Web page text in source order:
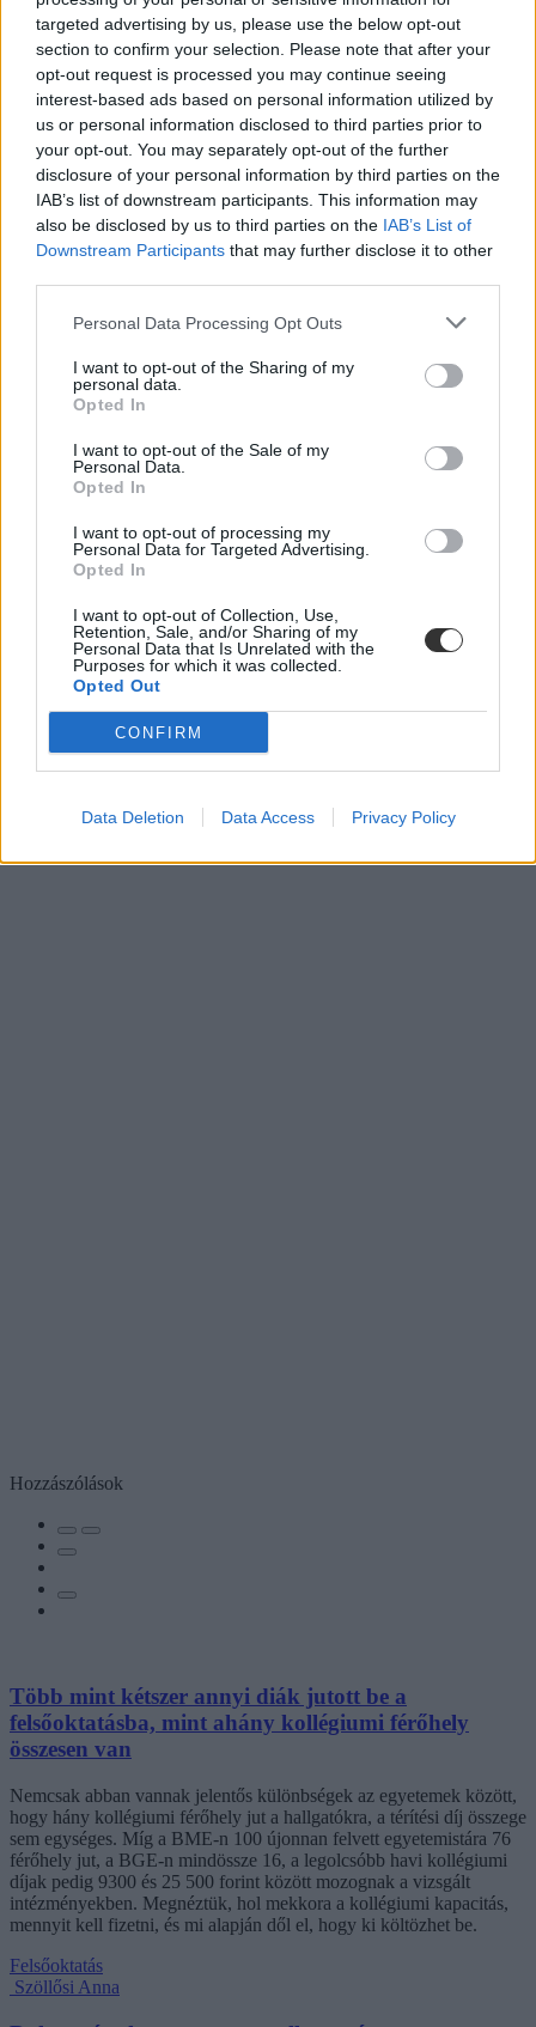
targeted advertising by us, please use the below opt-out
section to confirm your selection. Please note that after your
opt-out request is processed you may continue seeing
interest-based ads based on personal information utilized by
us or personal information disclosed to third parties prior to
your opt-out. You may separately opt-out of the further
disclosure of your personal information by third parties on the
IAB’s list of downstream participants. This information may
also be disclosed by us to third parties on the IAB’s List of
Downstream Participants that may further disclose it to other
Personal Data Processing Opt Outs
I want to opt-out of the Sharing of my
personal data.
Opted In
I want to opt-out of the Sale of my
Personal Data.
Opted In
I want to opt-out of processing my
Personal Data for Targeted Advertising.
Opted In
I want to opt-out of Collection, Use,
Retention, Sale, and/or Sharing of my
Personal Data that Is Unrelated with the
Purposes for which it was collected.
Opted Out
CONFIRM
Data Deletion Data Access Privacy Policy
belföld
középiskolai felvételi 2019
központi felvételi 2019
Hozzászólások
Több mint kétszer annyi diák jutott be a
felsőoktatásba, mint ahány kollégiumi férőhely
összesen van
Nemcsak abban vannak jelentős különbségek az egyetemek között,
hogy hány kollégiumi férőhely jut a hallgatókra, a térítési díj összege
sem egységes. Míg a BME-n 100 újonnan felvett egyetemistára 76
férőhely jut, a BGE-n mindössze 16, a legolcsóbb havi kollégiumi
díjak pedig 9300 és 25 500 forint között mozognak a vizsgált
intézményekben. Megnéztük, hol mekkora a kollégiumi kapacitás,
mennyit kell fizetni, és mi alapján dől el, hogy ki költözhet be.
Felsőoktatás
Szöllősi Anna